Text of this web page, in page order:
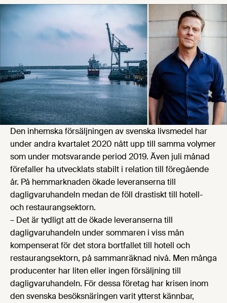
Den inhemska försäljningen av svenska livsmedel har
under andra kvartalet 2020 nått upp till samma volymer
som under motsvarande period 2019. Även juli månad
förefaller ha utvecklats stabilt i relation till föregående
år. På hemmarknaden ökade leveranserna till
dagligvaruhandeln medan de föll drastiskt till hotell-
och restaurangsektorn.
– Det är tydligt att de ökade leveranserna till
dagligvaruhandeln under sommaren i viss mån
kompenserat för det stora bortfallet till hotell och
restaurangsektorn, på sammanräknad nivå. Men många
producenter har liten eller ingen försäljning till
dagligvaruhandeln. För dessa företag har krisen inom
den svenska besöksnäringen varit ytterst kännbar,